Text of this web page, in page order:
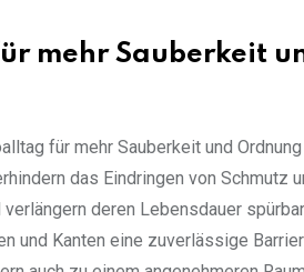
mehr Sauberkeit
für mehr Sauberkeit und
das Eindringen von Schmutz
deren Lebensdauer
und Kanten eine zuverlässige